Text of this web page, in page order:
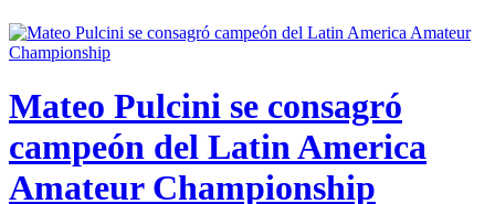
Mateo Pulcini se consagró
campeón del Latin America
Amateur Championship